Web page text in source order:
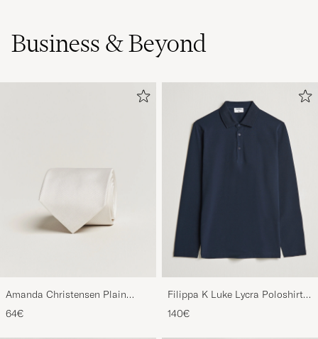
Business & Beyond
Amanda Christensen Plain
Classic Tie 8 cm White
64€
Filippa K Luke Lycra Poloshirt
Navy
140€